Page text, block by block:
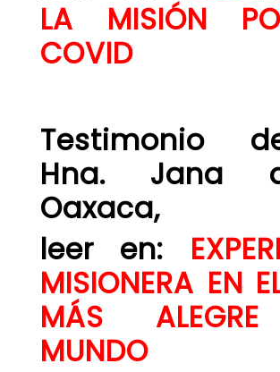
LA MISIÓN
COVID
Testimonio
Hna. Jana
Oaxaca,
leer en:
MISIONERA EN
MÁS
MUNDO